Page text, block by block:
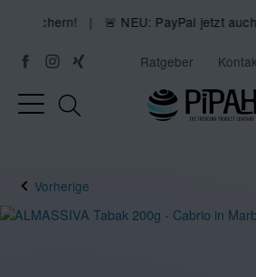
| 🚨 NEU: PayPal jetzt auch für
Ratgeber
Vorherige